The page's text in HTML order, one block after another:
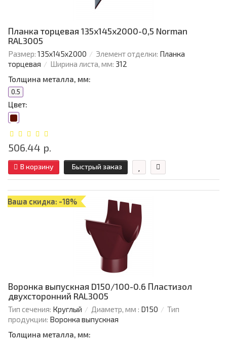
Планка торцевая 135х145х2000-0,5 Norman
RAL3005
Размер: 135х145х2000 Элемент отделки: Планка
торцевая
Ширина листа, мм: 312
Толщина металла, мм:
0.5
Цвет:
506.44 р.
В корзину Быстрый заказ
Ваша скидка: -18%
Воронка выпускная D150/100-0.6 Пластизол
двухсторонний RAL3005
Тип сечения: Круглый Диаметр, мм : D150
Тип
продукции: Воронка выпускная
Толщина металла, мм: